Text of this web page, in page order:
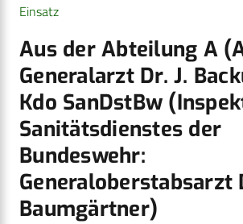
Einsatz
Aus der Abteilung A
Generalarzt Dr. J.
Kdo SanDstBw
Sanitätsdienstes der
Bundeswehr:
Generaloberstabsarzt
Baumgärtner)